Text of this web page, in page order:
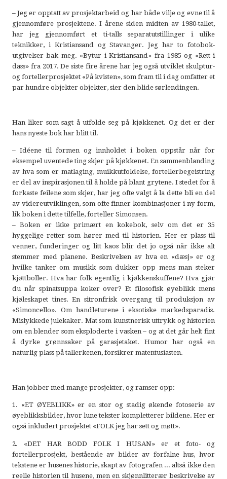
– Jeg er opptatt av prosjektarbeid og har både vilje og evne til å
gjennomføre prosjektene. I årene siden midten av 1980-tallet,
har jeg gjennomført et ti-talls separatutstillinger i ulike
teknikker, i Kristiansand og Stavanger. Jeg har to fotobok-
utgivelser bak meg. «Bytur i Kristiansand» fra 1985 og «Rett i
dass» fra 2017. De siste fire årene har jeg også utviklet skulptur-
og fortellerprosjektet «På kvisten», som fram til i dag omfatter et
par hundre objekter objekter, sier den blide sørlendingen.
Han liker som sagt å utfolde seg på kjøkkenet. Og det er der
hans nyeste bok har blitt til.
– Idéene til formen og innholdet i boken oppstår når for
eksempel uventede ting skjer på kjøkkenet. En sammenblanding
av hva som er matlaging, muikkutfoldelse, fortellerbegeistring
er del av inspirasjonen til å holde på blant grytene. I stedet for å
forkaste feilene som skjer, har jeg ofte valgt å la dette bli en del
av videreutviklingen, som ofte finner kombinasjoner i ny form,
lik boken i dette tilfelle, forteller Simonsen.
– Boken er ikke primært en kokebok, selv om det er 35
hyggelige retter som hører med til historien. Her er plass til
venner, funderinger og litt kaos blir det jo også når ikke alt
stemmer med planene. Beskrivelsen av hva en «dæsj» er og
hvilke tanker om musikk som dukker opp mens man steker
kjøttboller. Hva har folk egentlig i kjøkkenskuffene? Hva gjør
du når spinatsuppa koker over? Et filosofisk øyeblikk mens
kjøleskapet tines. En sitronfrisk overgang til produksjon av
«Simoncello». Om handleturene i eksotiske markedsparadis.
Mislykkede julekaker. Mat som kunstnerisk uttrykk og historien
om en blender som eksploderte i vasken – og at det går helt fint
å dyrke grønnsaker på garasjetaket. Humor har også en
naturlig plass på tallerkenen, forsikrer matentusiasten.
Han jobber med mange prosjekter, og ramser opp:
1. «ET ØYEBLIKK» er en stor og stadig økende fotoserie av
øyeblikksbilder, hvor lune tekster kompletterer bildene. Her er
også inkludert prosjektet «FOLK jeg har sett og møtt».
2. «DET HAR BODD FOLK I HUSAN» er et foto- og
fortellerprosjekt, bestående av bilder av forfalne hus, hvor
tekstene er husenes historie, skapt av fotografen ... altså ikke den
reelle historien til husene, men en skjønnlitterær beskrivelse av